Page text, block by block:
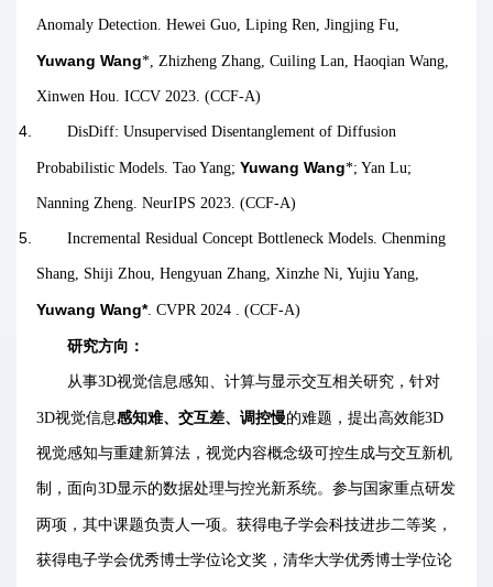
Anomaly Detection. Hewei Guo, Liping Ren, Jingjing Fu,
Yuwang Wang*, Zhizheng Zhang, Cuiling Lan, Haoqian Wang,
Xinwen Hou. ICCV 2023. (CCF-A)
DisDiff: Unsupervised Disentanglement of Diffusion
Probabilistic Models. Tao Yang; Yuwang Wang*; Yan Lu;
Nanning Zheng. NeurIPS 2023. (CCF-A)
Incremental Residual Concept Bottleneck Models. Chenming
Shang, Shiji Zhou, Hengyuan Zhang, Xinzhe Ni, Yujiu Yang,
Yuwang Wang*. CVPR 2024 . (CCF-A)
研究方向：
从事3D视觉信息感知、计算与显示交互相关研究，针对
3D视觉信息感知难、交互差、调控慢的难题，提出高效能3D
视觉感知与重建新算法，视觉内容概念级可控生成与交互新机
制，面向3D显示的数据处理与控光新系统。参与国家重点研发
两项，其中课题负责人一项。 获得电子学会科技进步二等奖，
获得电子学会优秀博士学位论文奖，清华大学优秀博士学位论